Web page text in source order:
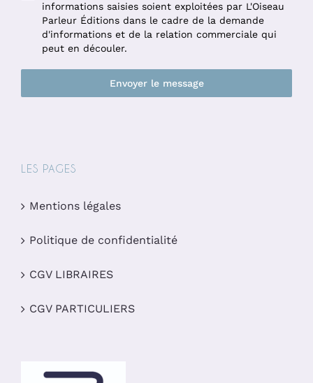
informations saisies soient exploitées par L'Oiseau
Parleur Éditions dans le cadre de la demande
d'informations et de la relation commerciale qui
peut en découler.
Envoyer le message
LES PAGES
Mentions légales
Politique de confidentialité
CGV LIBRAIRES
CGV PARTICULIERS